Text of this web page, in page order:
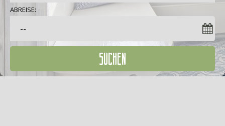
ABREISE:
SUCHEN